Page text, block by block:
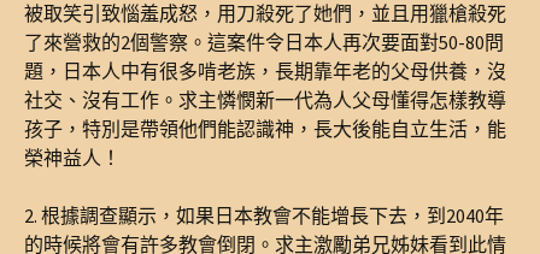
被取笑引致惱羞成怒，用刀殺死了她們，並且用獵槍殺死
了來營救的2個警察。這案件令日本人再次要面對50-80問
題，日本人中有很多啃老族，長期靠年老的父母供養，沒
社交、沒有工作。求主憐憫新一代為人父母懂得怎樣教導
孩子，特別是帶領他們能認識神，長大後能自立生活，能
榮神益人！
2. 根據調查顯示，如果日本教會不能增長下去，到2040年
的時候將會有許多教會倒閉。求主激勵弟兄姊妹看到此情